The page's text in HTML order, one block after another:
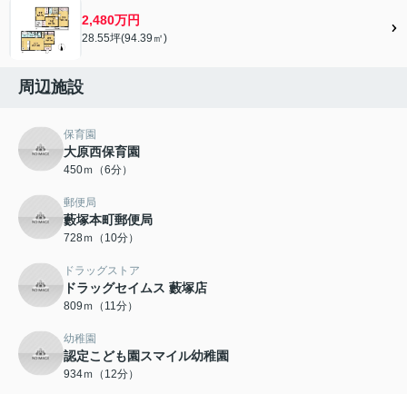
2,480万円
28.55坪(94.39㎡)
周辺施設
保育園
大原西保育園
450ｍ（6分）
郵便局
藪塚本町郵便局
728ｍ（10分）
ドラッグストア
ドラッグセイムス 藪塚店
809ｍ（11分）
幼稚園
認定こども園スマイル幼稚園
934ｍ（12分）